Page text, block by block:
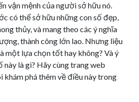
vận mệnh của người sở hữu nó.
có thể sở hữu những con số đẹp,
thủy, và mang theo các ý nghĩa
thành công lớn lao. Nhưng liệu
một lựa chọn tốt hay không? Và ý
này là gì? Hãy cùng trang web
khám phá thêm về điều này trong